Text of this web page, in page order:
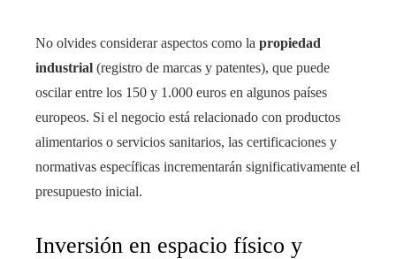
No olvides considerar aspectos como la propiedad
industrial (registro de marcas y patentes), que puede
oscilar entre los 150 y 1.000 euros en algunos países
europeos. Si el negocio está relacionado con productos
alimentarios o servicios sanitarios, las certificaciones y
normativas específicas incrementarán significativamente el
presupuesto inicial.
Inversión en espacio físico y